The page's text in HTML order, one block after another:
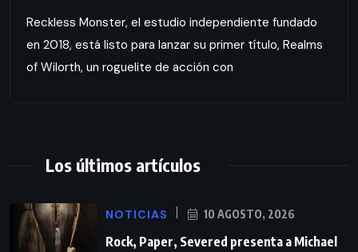
Reckless Monster, el estudio independiente fundado
en 2018, está listo para lanzar su primer título, Realms
of Wilorth, un roguelite de acción con
Los últimos artículos
NOTICIAS 10 AGOSTO, 2026
Rock, Paper, Severed presenta a Michael